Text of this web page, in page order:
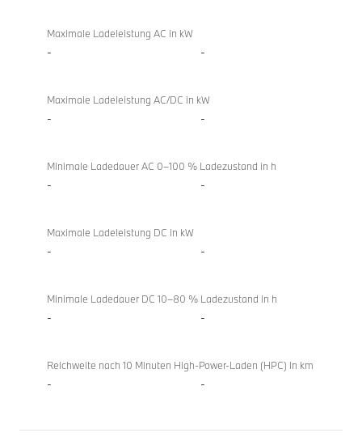
Maximale Ladeleistung AC in kW
- -
Maximale Ladeleistung AC/DC in kW
- -
Minimale Ladedauer AC 0–100 % Ladezustand in h
- -
Maximale Ladeleistung DC in kW
- -
Minimale Ladedauer DC 10–80 % Ladezustand in h
- -
Reichweite nach 10 Minuten High-Power-Laden (HPC) in km
- -